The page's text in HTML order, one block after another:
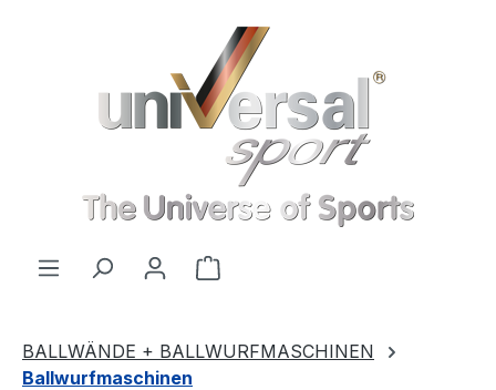
Warenkorb enthält 0
BALLWÄNDE + BALLWURFMASCHINEN
Ballwurfmaschinen